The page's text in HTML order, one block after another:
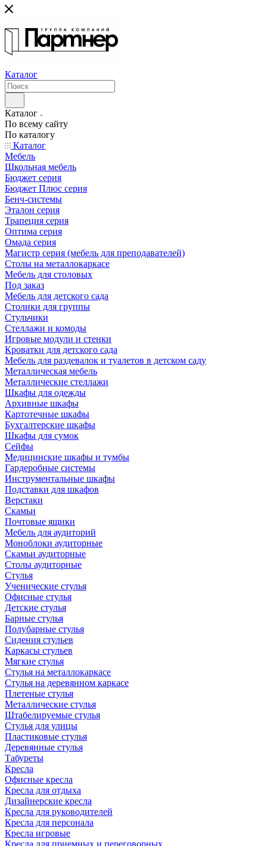
Каталог
Каталог
По всему сайту
По каталогу
Каталог
Мебель
Школьная мебель
Бюджет серия
Бюджет Плюс серия
Бенч-системы
Эталон серия
Трапеция серия
Оптима серия
Омада серия
Магистр серия (мебель для преподавателей)
Столы на металлокаркасе
Мебель для столовых
Под заказ
Мебель для детского сада
Столики для группы
Стульчики
Стеллажи и комоды
Игровые модули и стенки
Кроватки для детского сада
Мебель для раздевалок и туалетов в детском саду
Металлическая мебель
Металлические стеллажи
Шкафы для одежды
Архивные шкафы
Картотечные шкафы
Бухгалтерские шкафы
Шкафы для сумок
Сейфы
Медицинские шкафы и тумбы
Гардеробные системы
Инструментальные шкафы
Подставки для шкафов
Верстаки
Скамьи
Почтовые ящики
Мебель для аудиторий
Моноблоки аудиторные
Скамьи аудиторные
Столы аудиторные
Стулья
Ученические стулья
Офисные стулья
Детские стулья
Барные стулья
Полубарные стулья
Сидения стульев
Каркасы стульев
Мягкие стулья
Стулья на металлокаркасе
Стулья на деревянном каркасе
Плетеные стулья
Металлические стулья
Штабелируемые стулья
Стулья для улицы
Пластиковые стулья
Деревянные стулья
Табуреты
Кресла
Офисные кресла
Кресла для отдыха
Дизайнерские кресла
Кресла для руководителей
Кресла для персонала
Кресла игровые
Кресла для приемных и переговорных